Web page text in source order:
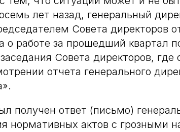
лет назад, генеральный
Совета директоров
о работе за прошедший квартал
Совета директоров, где
отчета генерального
получен ответ (письмо)
нормативных актов с грозными